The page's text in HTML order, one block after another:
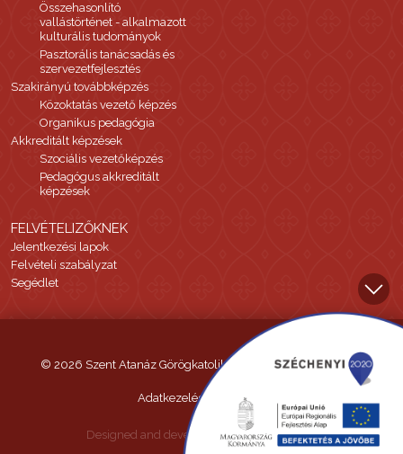
Összehasonlító
vallástörténet - alkalmazott
kulturális tudományok
Pasztorális tanácsadás és
szervezetfejlesztés
Szakirányú továbbképzés
Közoktatás vezető képzés
Organikus pedagógia
Akkreditált képzések
Szociális vezetőképzés
Pedagógus akkreditált
képzések
FELVÉTELIZŐKNEK
Jelentkezési lapok
Felvételi szabályzat
Segédlet
© 2026 Szent Atanáz Görögkatolikus Hittudományi Főiskola
Adatkezelési tájékoztató
Designed and developed by